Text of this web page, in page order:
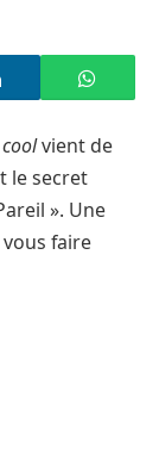
coolvient de
le secret
». Une
vous faire